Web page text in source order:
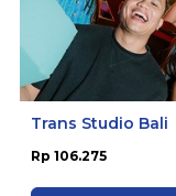
Trans Studio Bali
Rp 106.275